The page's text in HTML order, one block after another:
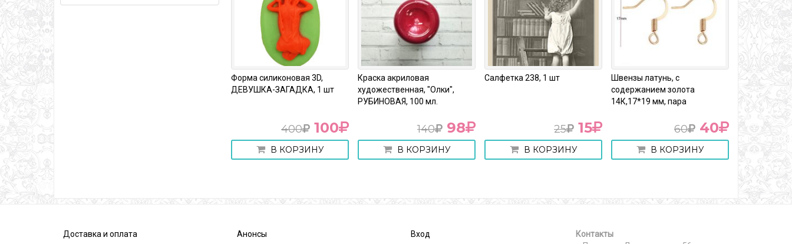
Форма силиконовая 3D,
ДЕВУШКА-ЗАГАДКА, 1 шт
400 100
В КОРЗИНУ
Краска акриловая
художественная, "Олки",
РУБИНОВАЯ, 100 мл.
140 98
В КОРЗИНУ
Салфетка 238, 1 шт
25 15
В КОРЗИНУ
Швензы латунь, с
содержанием золота
14К,17*19 мм, пара
60 40
В КОРЗИНУ
Краска
"Декола",
светлая, 50
Доставка и оплата Анонсы Вход
Контакты